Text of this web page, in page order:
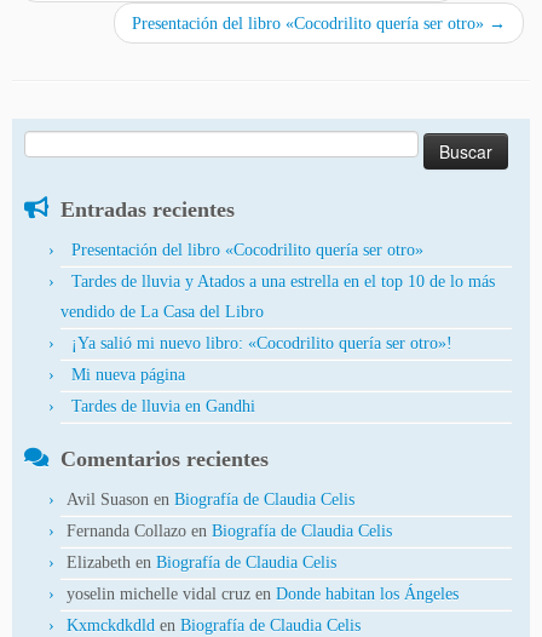
Presentación del libro «Cocodrilito quería ser otro» →
Entradas recientes
Presentación del libro «Cocodrilito quería ser otro»
Tardes de lluvia y Atados a una estrella en el top 10 de lo más
vendido de La Casa del Libro
¡Ya salió mi nuevo libro: «Cocodrilito quería ser otro»!
Mi nueva página
Tardes de lluvia en Gandhi
Comentarios recientes
Avil Suason en Biografía de Claudia Celis
Fernanda Collazo en Biografía de Claudia Celis
Elizabeth en Biografía de Claudia Celis
yoselin michelle vidal cruz en Donde habitan los Ángeles
Kxmckdkdld en Biografía de Claudia Celis